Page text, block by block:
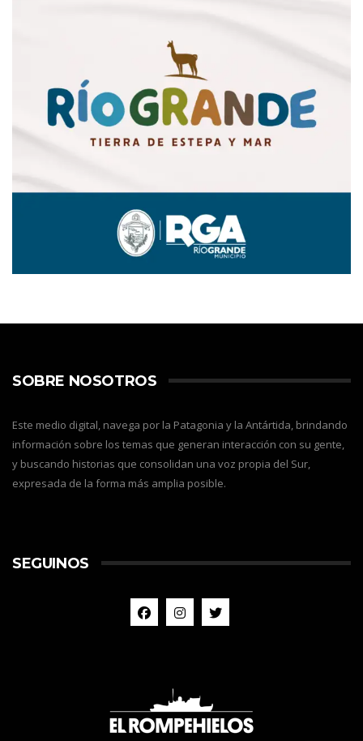
SOBRE NOSOTROS
Este medio digital, navega por la Patagonia y la Antártida, brindando
información sobre los temas que generan interacción con su gente,
y buscando historias que consolidan una voz propia del Sur,
expresada de la forma más amplia posible.
SEGUINOS